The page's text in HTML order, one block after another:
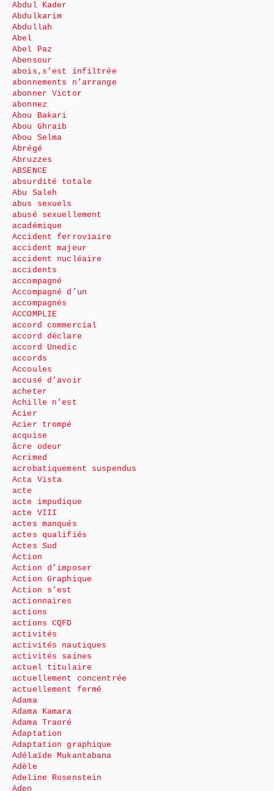
Abdul Kader
Abdulkarim
Abdullah
Abel
Abel Paz
Abensour
abois,s’est infiltrée
abonnements n’arrange
abonner Victor
abonnez
Abou Bakari
Abou Ghraib
Abou Selma
Abrégé
Abruzzes
ABSENCE
absurdité totale
Abu Saleh
abus sexuels
abusé sexuellement
académique
Accident ferroviaire
accident majeur
accident nucléaire
accidents
accompagné
Accompagné d’un
accompagnés
ACCOMPLIE
accord commercial
accord déclare
accord Unedic
accords
Accoules
accusé d’avoir
acheter
Achille n’est
Acier
Acier trompé
acquise
âcre odeur
Acrimed
acrobatiquement suspendus
Acta Vista
acte
acte impudique
acte VIII
actes manqués
actes qualifiés
Actes Sud
Action
Action d’imposer
Action Graphique
Action s’est
actionnaires
actions
actions CQFD
activités
activités nautiques
activités saines
actuel titulaire
actuellement concentrée
actuellement fermé
Adama
Adama Kamara
Adama Traoré
Adaptation
Adaptation graphique
Adélaïde Mukantabana
Adèle
Adeline Rosenstein
Aden